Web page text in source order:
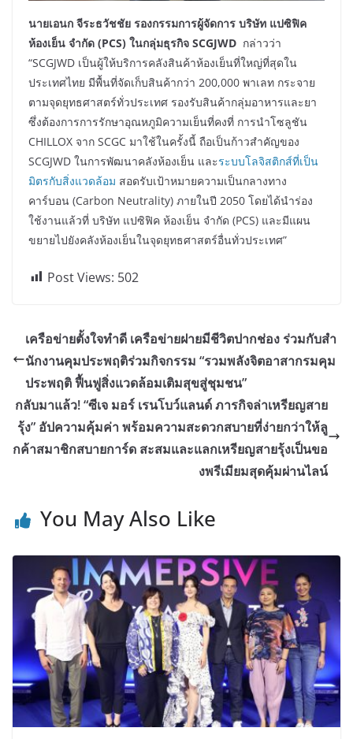
นายเอนก จีระธวัชชัย รองกรรมการผู้จัดการ บริษัท แปซิฟิค
ห้องเย็น จำกัด (PCS) ในกลุ่มธุรกิจ SCGJWD กล่าวว่า
“SCGJWD เป็นผู้ให้บริการคลังสินค้าห้องเย็นที่ใหญ่ที่สุดใน
ประเทศไทย มีพื้นที่จัดเก็บสินค้ากว่า 200,000 พาเลท กระจาย
ตามจุดยุทธศาสตร์ทั่วประเทศ รองรับสินค้ากลุ่มอาหารและยา
ซึ่งต้องการการรักษาอุณหภูมิความเย็นที่คงที่ การนำโซลูชัน
CHILLOX จาก SCGC มาใช้ในครั้งนี้ ถือเป็นก้าวสำคัญของ
SCGJWD ในการพัฒนาคลังห้องเย็น และระบบโลจิสติกส์ที่เป็น
มิตรกับสิ่งแวดล้อม สอดรับเป้าหมายความเป็นกลางทาง
คาร์บอน (Carbon Neutrality) ภายในปี 2050 โดยได้นำร่อง
ใช้งานแล้วที่ บริษัท แปซิฟิค ห้องเย็น จำกัด (PCS) และมีแผน
ขยายไปยังคลังห้องเย็นในจุดยุทธศาสตร์อื่นทั่วประเทศ”
Post Views: 502
เครือข่ายตั้งใจทำดี เครือข่ายฝายมีชีวิตปากช่อง ร่วมกับสำ
นักงานคุมประพฤติร่วมกิจกรรม “รวมพลังจิตอาสากรมคุม
ประพฤติ ฟื้นฟูสิ่งแวดล้อมเติมสุขสู่ชุมชน”
กลับมาแล้ว! “ซีเจ มอร์ เรนโบว์แลนด์ ภารกิจล่าเหรียญสาย
รุ้ง” อัปความคุ้มค่า พร้อมความสะดวกสบายที่ง่ายกว่าให้ลู
กค้าสมาชิกสบายการ์ด สะสมและแลกเหรียญสายรุ้งเป็นขอ
งพรีเมียมสุดคุ้มผ่านไลน์
You May Also Like